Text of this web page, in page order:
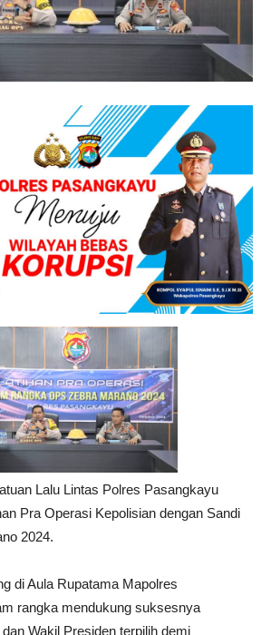
Lalu Lintas Polres Pasangkayu
Pra Operasi Kepolisian dengan Sandi
2024.
di Aula Rupatama Mapolres
rangka mendukung suksesnya
Wakil Presiden terpilih demi